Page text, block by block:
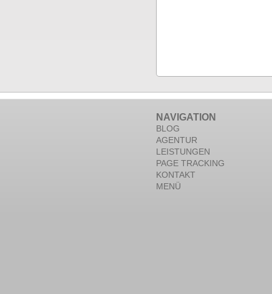
NAVIGATION
BLOG
AGENTUR
LEISTUNGEN
PAGE TRACKING
KONTAKT
MENÜ